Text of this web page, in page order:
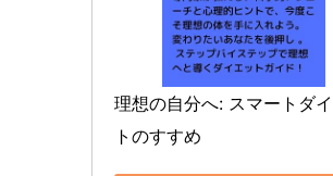
理想の自分へ: スマートダ
トのすすめ